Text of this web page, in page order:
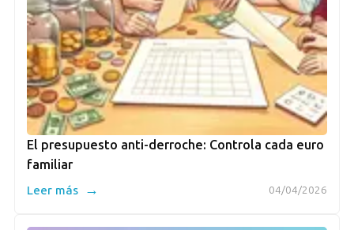
El presupuesto anti-derroche: Controla cada euro
familiar
04/04/2026
Leer más →